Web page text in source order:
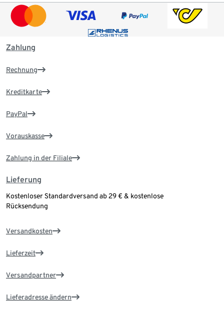
Zahlung
Rechnung
Kreditkarte
PayPal
Vorauskasse
Zahlung in der Filiale
Lieferung
Kostenloser Standardversand ab 29 € & kostenlose
Rücksendung
Versandkosten
Lieferzeit
Versandpartner
Lieferadresse ändern